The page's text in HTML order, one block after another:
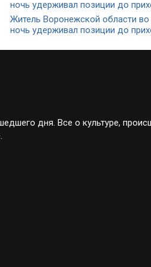
Житель Воронежской области
ночь удерживал позиции до
дня. Все о культуре,